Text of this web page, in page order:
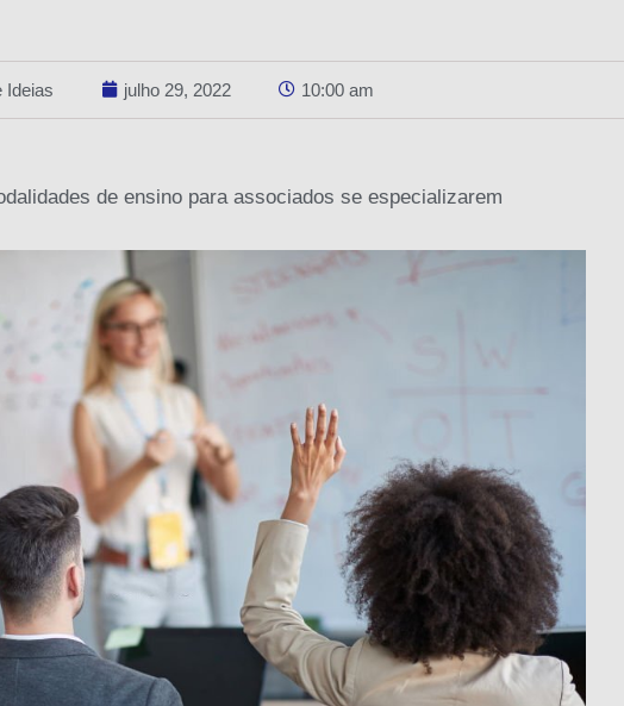
Ideias julho 29, 2022 10:00 am
de ensino para associados se especializarem